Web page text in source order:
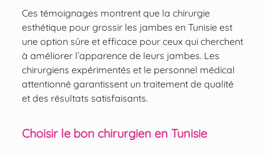
Ces témoignages montrent que la chirurgie
esthétique pour grossir les jambes en Tunisie est
une option sûre et efficace pour ceux qui cherchent
à améliorer l’apparence de leurs jambes. Les
chirurgiens expérimentés et le personnel médical
attentionné garantissent un traitement de qualité
et des résultats satisfaisants.
Choisir le bon chirurgien en Tunisie